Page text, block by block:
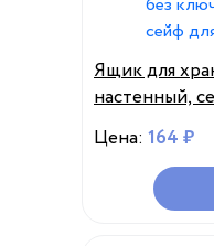
Ящик для
настенный,
органайзер,
ключа,
Цена: 164 ₽